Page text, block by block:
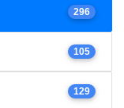
296
105
129